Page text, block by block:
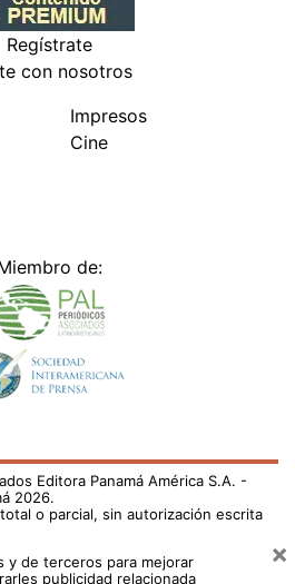
Regístrate
con nosotros
Impresos
Cine
de:
Editora Panamá América S.A. -
2026.
o parcial, sin autorización escrita
y de terceros para mejorar
publicidad relacionada
×